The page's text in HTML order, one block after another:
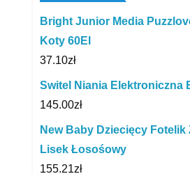
Bright Junior Media
Koty 60El
37.10zł
Switel Niania Elektroniczna
145.00zł
New Baby Dziecięcy Fotelik
Lisek Łosośowy
155.21zł